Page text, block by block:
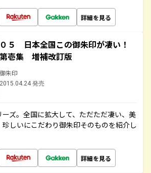
詳細を見る
０５ 日本全国この御朱印が凄い！
第壱集 増補改訂版
御朱印
2015.04.24 発売
ズ。全国に拡大して、ただただ凄い、美
珍しいにこだわり御朱印そのものを紹介し
詳細を見る